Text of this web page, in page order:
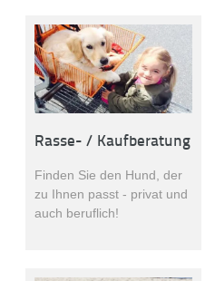
Rasse- / Kaufberatung
Finden Sie den Hund, der
zu Ihnen passt - privat und
auch beruflich!